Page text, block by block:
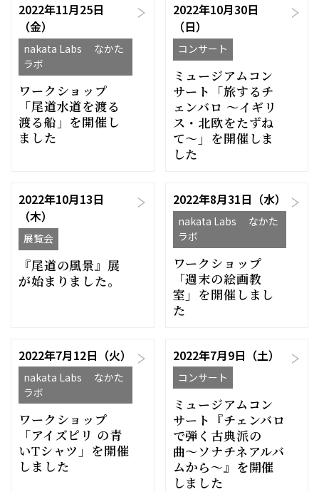
2022年11月25日
（金）
nakata Labs なかた
ラボ
ワークショップ
「尾道水道を渡る
渡る船」を開催し
ました
2022年10月30日
（日）
コンサート
ミュージアムコン
サート「旅するチ
ェンバロ 〜イギリ
ス・北欧をたずね
て〜」を開催しま
した
2022年10月13日
（木）
展覧会
『尾道の風景』展
が始まりました。
2022年8月31日（水）
nakata Labs なかた
ラボ
ワークショップ
「週末の絵画教
室」を開催しまし
た
2022年7月12日（火）
nakata Labs なかた
ラボ
ワークショップ
「アイズピリ の青
いTシャツ」を開催
しました
2022年7月9日（土）
コンサート
ミュージアムコン
サート『チェンバロ
で弾く古典派の
曲〜ソナチネアルバ
ムから〜』を開催
しました